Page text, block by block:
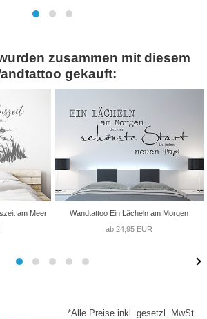
zusammen mit diesem
gekauft:
am Meer
Wandtattoo Ein Lächeln am Morgen
ab 24,95 EUR
*Alle Preise inkl. gesetzl. MwSt.